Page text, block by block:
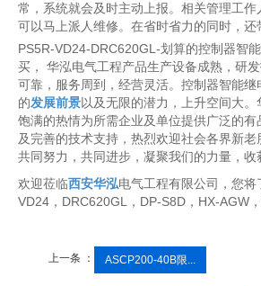
常，系统就会及时主动上报。相关管理工
可以马上派人维修。在省时省力的同时，还
PS5R-VD24-DRC620GL-划算的控制器智
买， 华泓电气工程产品生产设备成熟，研
可靠，服务周到，经营灵活。控制器智能
的发展前景以及无限的潜力，上升空间大
饱满的热情为所需企业及单位提供广泛的
及完善的技术支持，热烈欢迎社会各界新
共同努力，共同进步，凝聚我们的力量，收
欢迎莅临西安华泓电气工程有限公司，您
VD24，DRC620GL，DP-S8D，HX-AGW
上一条 ： ASCP200-40B限...